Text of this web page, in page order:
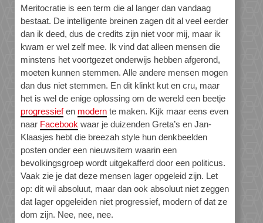
Meritocratie is een term die al langer dan vandaag
bestaat. De intelligente breinen zagen dit al veel eerder
dan ik deed, dus de credits zijn niet voor mij, maar ik
kwam er wel zelf mee. Ik vind dat alleen mensen die
minstens het voortgezet onderwijs hebben afgerond,
moeten kunnen stemmen. Alle andere mensen mogen
dan dus niet stemmen. En dit klinkt kut en cru, maar
het is wel de enige oplossing om de wereld een beetje
progressiefen modern te maken. Kijk maar eens even
naar Facebook waar je duizenden Greta’s en Jan-
Klaasjes hebt die breezah style hun denkbeelden
posten onder een nieuwsitem waarin een
bevolkingsgroep wordt uitgekafferd door een politicus.
Vaak zie je dat deze mensen lager opgeleid zijn. Let
op: dit wil absoluut, maar dan ook absoluut niet zeggen
dat lager opgeleiden niet progressief, modern of dat ze
dom zijn. Nee, nee, nee.